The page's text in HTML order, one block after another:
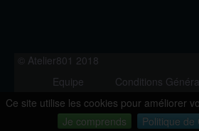
Ce site utilise les cookies pour améliorer
Je comprends
Politique de
© Atelier801 2018
Equipe
Conditions
Politique de Confidentialité